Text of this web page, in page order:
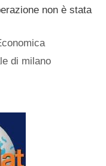
non è stata
di milano